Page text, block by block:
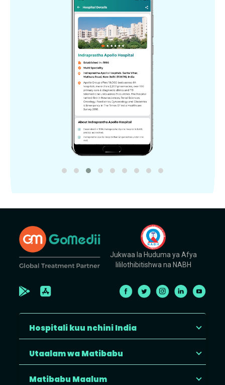
Jukwaa la Huduma ya Afya
lililothibitishwa na NABH
Hospitali kuu nchini India
Utaalam wa Matibabu
Matibabu Maalum